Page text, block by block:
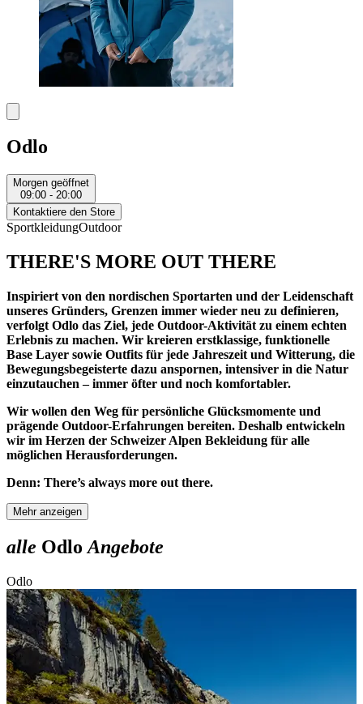
Odlo
Morgen geöffnet
09:00 - 20:00
Kontaktiere den Store
SportkleidungOutdoor
THERE'S MORE OUT THERE
Inspiriert von den nordischen Sportarten und der Leidenschaft
unseres Gründers, Grenzen immer wieder neu zu definieren,
verfolgt Odlo das Ziel, jede Outdoor-Aktivität zu einem echten
Erlebnis zu machen. Wir kreieren erstklassige, funktionelle
Base Layer sowie Outfits für jede Jahreszeit und Witterung, die
Bewegungsbegeisterte dazu anspornen, intensiver in die Natur
einzutauchen – immer öfter und noch komfortabler.
Wir wollen den Weg für persönliche Glücksmomente und
prägende Outdoor-Erfahrungen bereiten. Deshalb entwickeln
wir im Herzen der Schweizer Alpen Bekleidung für alle
möglichen Herausforderungen.
Denn: There’s always more out there.
Mehr anzeigen
alle Odlo Angebote
Odlo